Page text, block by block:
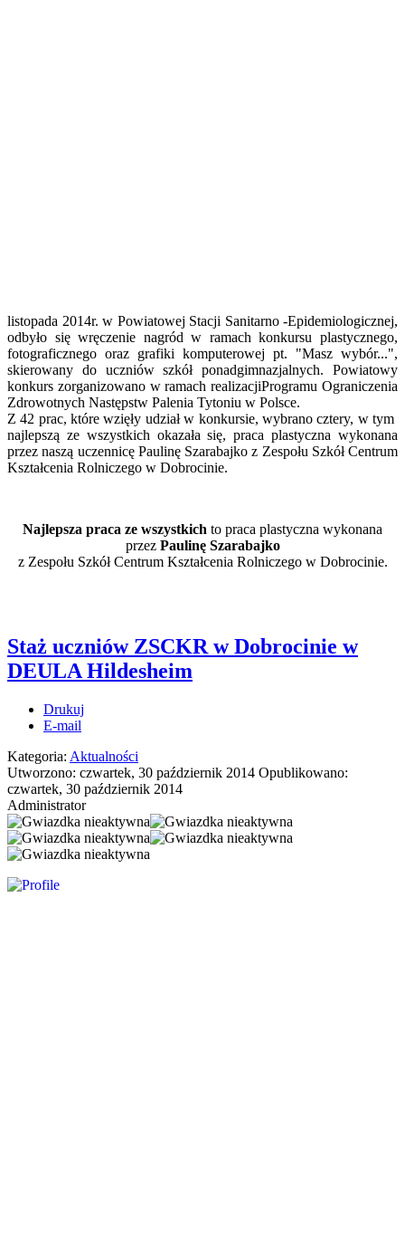
listopada 2014r. w Powiatowej Stacji Sanitarno -Epidemiologicznej,
odbyło się wręczenie nagród w ramach konkursu plastycznego,
fotograficznego oraz grafiki komputerowej pt. "Masz wybór...",
skierowany do uczniów szkół ponadgimnazjalnych. Powiatowy
konkurs zorganizowano w ramach realizacjiProgramu Ograniczenia
Zdrowotnych Następstw Palenia Tytoniu w Polsce.
Z 42 prac, które wzięły udział w konkursie, wybrano cztery, w tym
najlepszą ze wszystkich okazała się, praca plastyczna wykonana
przez naszą uczennicę Paulinę Szarabajko z Zespołu Szkół Centrum
Kształcenia Rolniczego w Dobrocinie.
Najlepsza praca ze wszystkich to praca plastyczna wykonana
przez Paulinę Szarabajko
z Zespołu Szkół Centrum Kształcenia Rolniczego w Dobrocinie.
Staż uczniów ZSCKR w Dobrocinie w
DEULA Hildesheim
Drukuj
E-mail
Kategoria: Aktualności
Utworzono: czwartek, 30 październik 2014 Opublikowano:
czwartek, 30 październik 2014
Administrator